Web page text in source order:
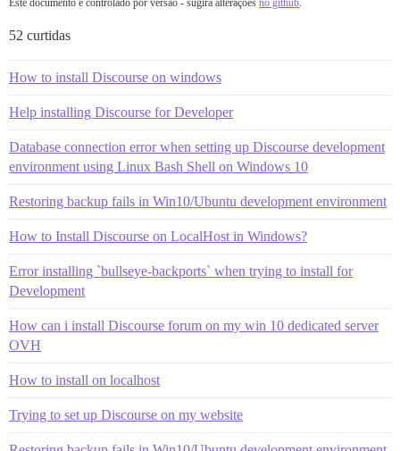
Este documento é controlado por versão - sugira alterações no github.
52 curtidas
How to install Discourse on windows
Help installing Discourse for Developer
Database connection error when setting up Discourse development
environment using Linux Bash Shell on Windows 10
Restoring backup fails in Win10/Ubuntu development environment
How to Install Discourse on LocalHost in Windows?
Error installing `bullseye-backports` when trying to install for
Development
How can i install Discourse forum on my win 10 dedicated server
OVH
How to install on localhost
Trying to set up Discourse on my website